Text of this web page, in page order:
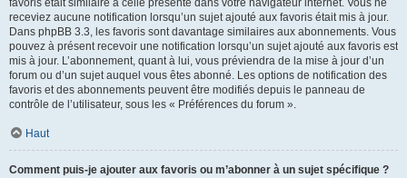
favoris était similaire à celle présente dans votre navigateur internet. Vous ne
receviez aucune notification lorsqu’un sujet ajouté aux favoris était mis à jour.
Dans phpBB 3.3, les favoris sont davantage similaires aux abonnements. Vous
pouvez à présent recevoir une notification lorsqu’un sujet ajouté aux favoris est
mis à jour. L’abonnement, quant à lui, vous préviendra de la mise à jour d’un
forum ou d’un sujet auquel vous êtes abonné. Les options de notification des
favoris et des abonnements peuvent être modifiés depuis le panneau de
contrôle de l’utilisateur, sous les « Préférences du forum ».
Haut
Comment puis-je ajouter aux favoris ou m’abonner à un sujet spécifique ?